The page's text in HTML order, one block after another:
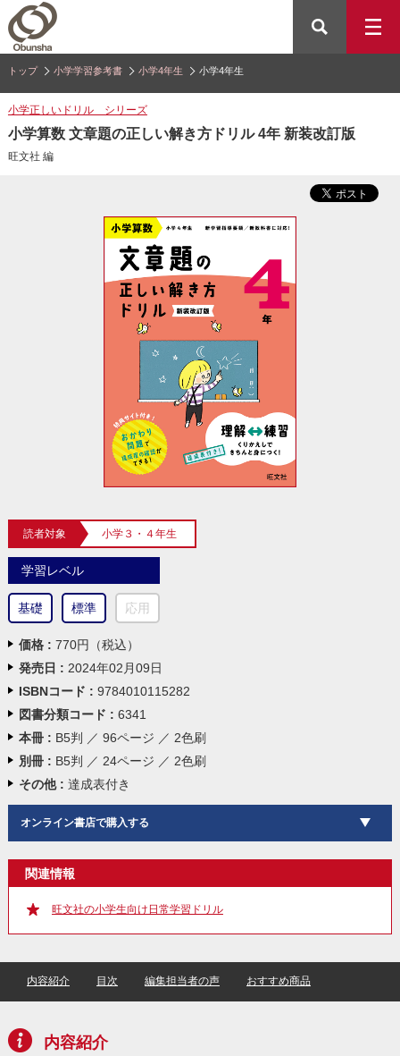
トップ 小学学習参考書 小学4年生 小学4年生
小学正しいドリル シリーズ
小学算数 文章題の正しい解き方ドリル 4年 新装改訂版
旺文社 編
読者対象 小学３・４年生
学習レベル
基礎 標準 応用
価格 : 770円（税込）
発売日 : 2024年02月09日
ISBNコード : 9784010115282
図書分類コード : 6341
本冊 : B5判 ／ 96ページ ／ 2色刷
別冊 : B5判 ／ 24ページ ／ 2色刷
その他 : 達成表付き
オンライン書店で購入する
関連情報
旺文社の小学生向け日常学習ドリル
内容紹介 目次 編集担当者の声 おすすめ商品
内容紹介